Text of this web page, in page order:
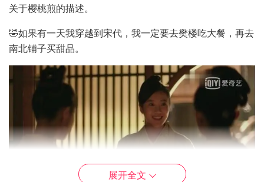
关于樱桃煎的描述。
🤣如果有一天我穿越到宋代，我一定要去樊楼吃大餐，再去
南北铺子买甜品。
展开全文